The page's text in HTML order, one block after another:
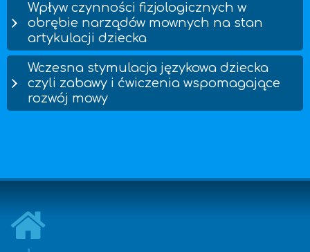
Wpływ czynności fizjologicznych w
obrębie narządów mownych na stan
artykulacji dziecka
Wczesna stymulacja językowa dziecka
czyli zabawy i ćwiczenia wspomagające
rozwój mowy